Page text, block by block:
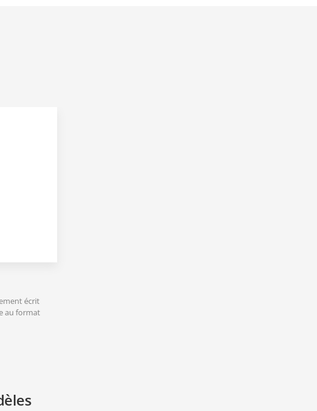
écrit
au format